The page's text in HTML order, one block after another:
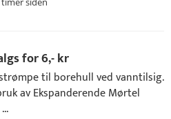
for6,- kr
til borehull ved vanntilsig.
av Ekspanderende Mørtel